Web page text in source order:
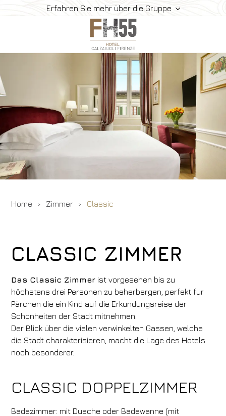
Erfahren Sie mehr über die Gruppe
Hotel
Zimmer
Frühstück
So Finden Sie Uns
Buchen
Home Zimmer Classic
CLASSIC ZIMMER
Das Classic Zimmer ist vorgesehen bis zu
höchstens drei Personen zu beherbergen, perfekt für
Pärchen die ein Kind auf die Erkundungsreise der
Schönheiten der Stadt mitnehmen.
Der Blick über die vielen verwinkelten Gassen, welche
die Stadt charakterisieren, macht die Lage des Hotels
noch besonderer.
CLASSIC DOPPELZIMMER
Badezimmer: mit Dusche oder Badewanne (mit